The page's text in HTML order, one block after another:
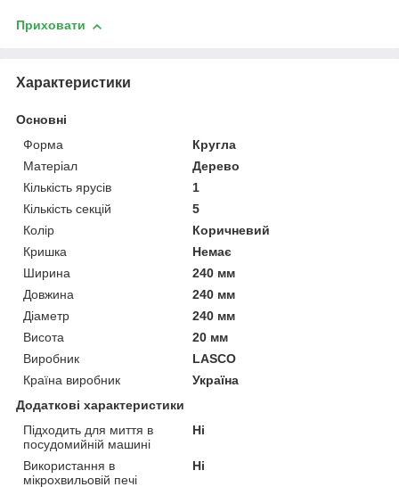
Приховати
Характеристики
Основні
Форма
Кругла
Матеріал
Дерево
Кількість ярусів
1
Кількість секцій
5
Колір
Коричневий
Кришка
Немає
Ширина
240 мм
Довжина
240 мм
Діаметр
240 мм
Висота
20 мм
Виробник
LASCO
Країна виробник
Україна
Додаткові характеристики
Підходить для миття в
посудомийній машині
Ні
Використання в
мікрохвильовій печі
Ні